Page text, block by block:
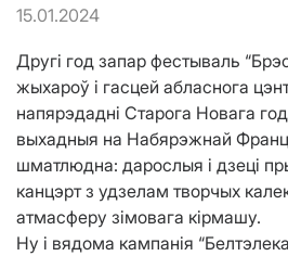
15.01.2024
Другі год запар фестываль
жыхароў і гасцей абласнога
напярэдадні Старога Новага
выхадныя на Набярэжнай
шматлюдна: дарослыя і дзеці
канцэрт з удзелам творчых
атмасферу зімовага кірмашу.
Ну і вядома кампанія